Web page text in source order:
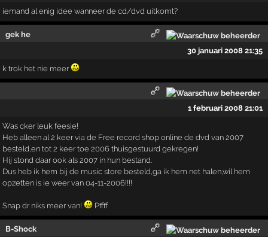
iemand al enig idee wanneer de cd/dvd uitkomt?
gek he
30 januari 2008 21:35
k trok het nie meer
1 februari 2008 21:01
Was cker leuk feesie!
Heb alleen al 2 keer via de Free record shop online de dvd van 2007
besteld,en tot 2 keer toe 2006 thuisgestuurd gekregen!
Hij stond daar ook als 2007 in hun bestand.
Dus heb ik hem bij de music store besteld,ga ik hem net halen,wil hem
opzetten is ie weer van 04-11-2006!!!!
Snap dr niks meer van! Pffff
B-Shock